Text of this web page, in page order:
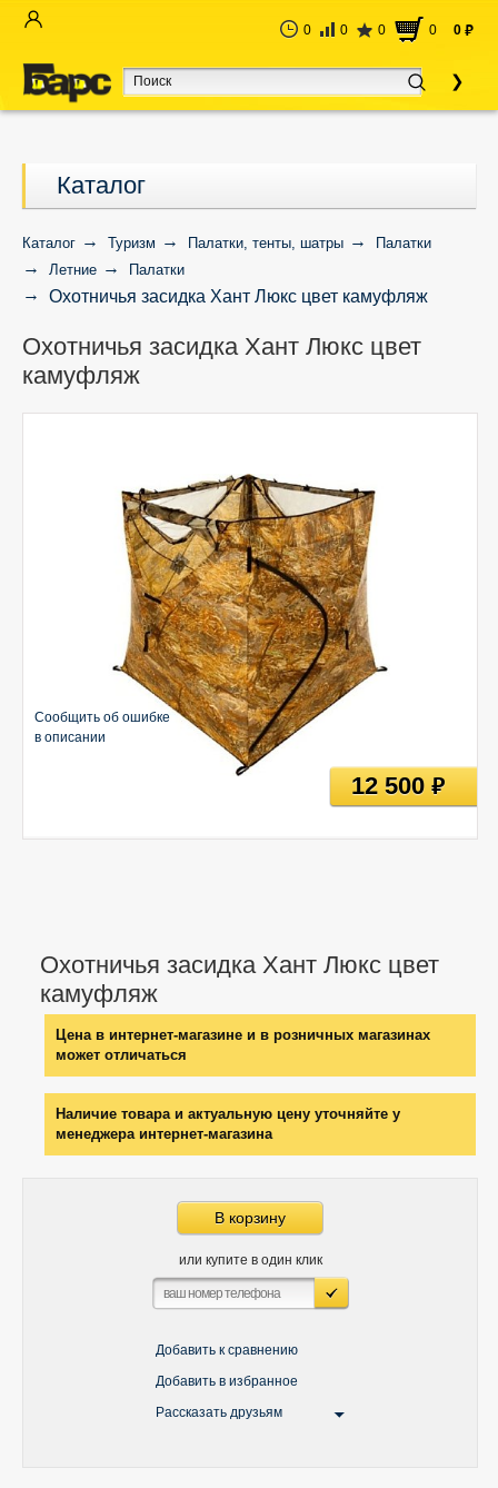
0 0 0 0 0 руб
Каталог
Каталог Туризм Палатки, тенты, шатры
Палатки
Летние
Палатки
Охотничья засидка Хант Люкс цвет камуфляж
Охотничья засидка Хант Люкс цвет
камуфляж
Охотничья засидка Хант Люкс цвет
камуфляж
Цена в интернет-магазине и в розничных магазинах
может отличаться
Наличие товара и актуальную цену уточняйте у
менеджера интернет-магазина
В корзину
или купите в один клик
Добавить к сравнению
Добавить в избранное
Рассказать друзьям
Сообщить об ошибке
в описании
12 500руб